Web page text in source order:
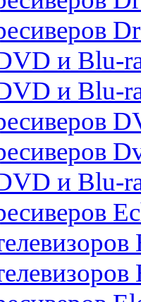
и Blu-
и Blu-
и Blu-